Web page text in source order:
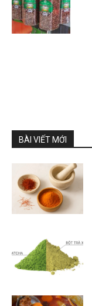
BÀI VIẾT MỚI